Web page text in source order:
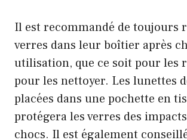
Il est recommandé de toujours
verres dans leur boîtier après
utilisation, que ce soit pour les
pour les nettoyer. Les lunettes
placées dans une pochette en
protégera les verres des
chocs. Il est également